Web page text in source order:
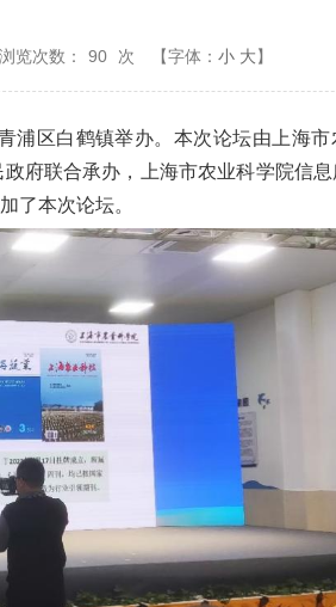
浏览次数： 90 次 【字体： 小 大】
浦区白鹤镇举办。本次论坛由上海市
府联合承办，上海市农业科学院信
了本次论坛。